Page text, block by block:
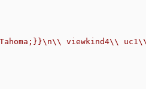
viewkind4\\